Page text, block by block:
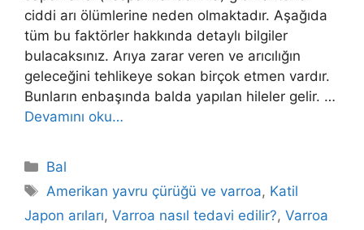
ciddi arı ölümlerine neden olmaktadır. Aşağıda
tüm bu faktörler hakkında detaylı bilgiler
bulacaksınız. Arıya zarar veren ve arıcılığın
geleceğini tehlikeye sokan birçok etmen vardır.
Bunların enbaşında balda yapılan hileler gelir. …
Devamını oku…
Kategoriler
Bal
Etiketler
Amerikan yavru çürüğü ve varroa, Katil
Japon arıları, Varroa nasıl tedavi edilir?, Varroa